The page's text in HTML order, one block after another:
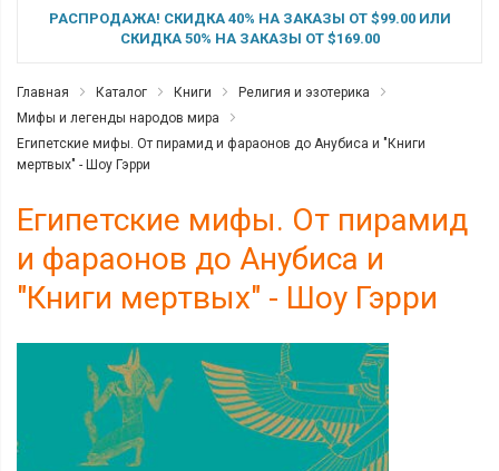
РАСПРОДАЖА! СКИДКА 40% НА ЗАКАЗЫ ОТ $99.00 ИЛИ
СКИДКА 50% НА ЗАКАЗЫ ОТ $169.00
Главная Каталог Книги
Религия и эзотерика
Мифы и легенды народов мира
Египетские мифы. От пирамид и фараонов до Анубиса и "Книги
мертвых" - Шоу Гэрри
Египетские мифы. От пирамид
и фараонов до Анубиса и
"Книги мертвых" - Шоу Гэрри